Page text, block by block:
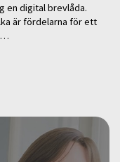
en digital brevlåda.
är fördelarna för ett
…